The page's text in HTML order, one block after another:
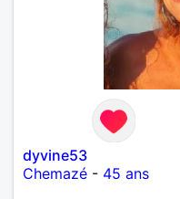
dyvine53
Chemazé - 45 ans